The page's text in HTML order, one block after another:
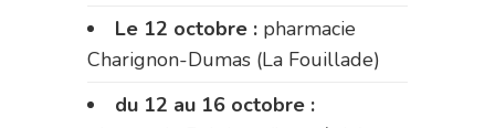
Le 12 octobre : pharmacie
Charignon-Dumas (La Fouillade)
du 12 au 16 octobre :